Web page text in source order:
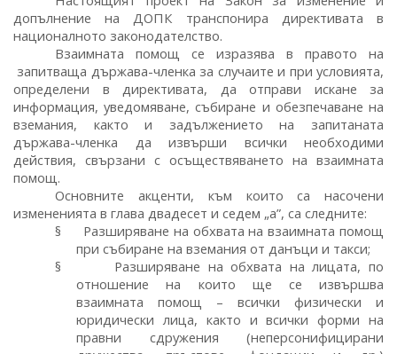
допълнение на ДОПК транспонира директивата в
националното законодателство.
Взаимната помощ се изразява в правото на
запитваща държава-членка за случаите и при условията,
определени в директивата, да отправи искане за
информация, уведомяване, събиране и обезпечаване на
вземания, както и задължението на запитаната
държава-членка да извърши всички необходими
действия, свързани с осъществяването на взаимната
помощ.
Основните акценти, към които са насочени
измененията в глава двадесет и седем „а”, са следните:
§
Разширяване на обхвата на взаимната помощ
при събиране на вземания от данъци и такси;
§
Разширяване на обхвата на лицата, по
отношение на които ще се извършва
взаимната помощ – всички физически и
юридически лица, както и всички форми на
правни сдружения (неперсонифицирани